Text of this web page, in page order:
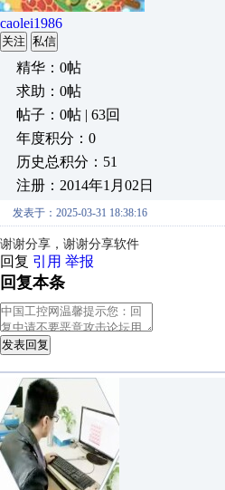
caolei1986
关注 私信
精华：0帖
求助：0帖
帖子：0帖 | 63回
年度积分：0
历史总积分：51
注册：2014年1月02日
发表于：2025-03-31 18:38:16
谢谢分享，谢谢分享软件
回复 引用 举报
回复本条
发表回复